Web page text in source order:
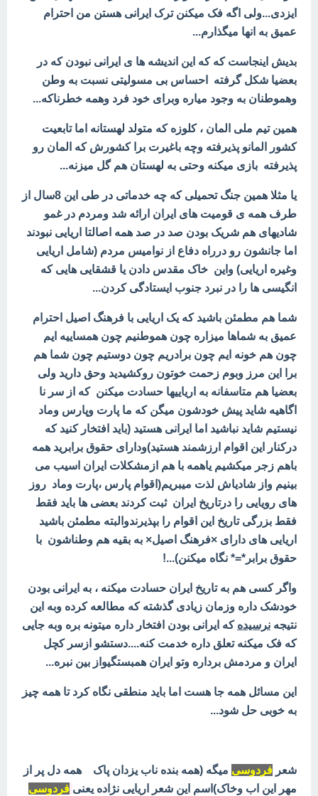
ایزدی...ولی اگه فک میکنن ترک ایرانی هستن من احترام
عمیق به انها میگذارم...
بدیش اینجاست که که این اندیشه ها ی ایرانی نبودن که در
بعضیا شکل گرفته احساس بی مسولیتی نسبت به وطن
وهموطنان به وجود میاره وبرای خود فرد وهمه خطرناکه...
همین تیم ملی المان ، کلوزه که متولد لهستانه اما تابعیت
کشور المانو پذیرفته وچه باغیرت برا کشورش که المان رو
پذیرفته بازی میکنه وحتی به لهستان هم گل میزنه...
یا مثلا همین جنگ تحمیلی که چه خدماتی در طی این 8سال از
طرف همه ی قومیت های ایران ارائه شد ومردم در غمو
شادیهای هم شریک بودن صد در صد همه اصالتا اریایی نبودند
اما جانشون رو درراه دفاع از نوامیس مردم (شامل اریایی
وغیره اریایی) واین خاک مقدس دادن یا قشقایی هایی که
انگیسی ها را در نبرد جنوب ایستادگی کردن...
شما هم مطمئن باشید که یک اریایی با فرهنگ اصیل احترام
عمیق به شماها میزاره چون هموطنیم چون همساییه ایم
چون هم خونه ایم چون برادریم چون دوستیم چون شما هم
برا این مرز وبوم زحمت خوتون روکشیدید وحق دارید ولی
بعضیا هم متاسفانه به اریاییها حسادت میکنن که از سر نا
اگاهیه شاید پیش خودشون میگن که ما پارت وپارس وماد
نیستیم شاید نباشید اما ایرانی هستید (باید افتخار کنید که
درکنار این اقوام ارزشمند هستید)ودارای حقوق برابرید همه
باهم زجر میکشیم یاهمه با هم ازمشکلات ایران اسیب می
بینیم واز شادیاش لذت میبریم(اقوام پارس ،پارت وماد روز
های رویایی را درتاریخ ایران ثبت کردند بعضی ها باید فقط
فقط بزرگی تاریخ این اقوام را بپذیرندوالبته مطمئن باشید
اریایی های دارای ×فرهنگ اصیل× به بقیه هم وطناشون با
حقوق برابر*=* نگاه میکنن)...!
واگر کسی هم به تاریخ ایران حسادت میکنه ، به ایرانی بودن
خودشک داره وزمان زیادی گذشته که مطالعه کرده وبه این
نتیجه نرسیده که ایرانی بودن افتخار داره میتونه بره وبه جایی
که فک میکنه تعلق داره خدمت کنه....دستشو ازسر کچل
ایران و مردمش برداره وتو ایران همبستگیواز بین نبره...
این مسائل همه جا هست اما باید منطقی نگاه کرد تا همه چیز
به خوبی حل شود...
شعر فردوسی میگه (همه بنده ناب یزدان پاک همه دل پر از
مهر این اب وخاک)اسم این شعر اریایی نژاده یعنی فردوسی